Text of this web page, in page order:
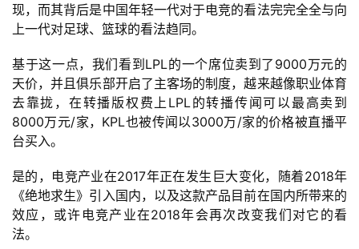
现，而其背后是中国年轻一代对于电竞的看法完完全全与向
上一代对足球、篮球的看法趋同。
基于这一点，我们看到LPL的一个席位卖到了9000万元的
天价，并且俱乐部开启了主客场的制度，越来越像职业体育
去靠拢，在转播版权费上LPL的转播传闻可以最高卖到
8000万元/家，KPL也被传闻以3000万/家的价格被直播平
台买入。
是的，电竞产业在2017年正在发生巨大变化，随着2018年
《绝地求生》引入国内，以及这款产品目前在国内所带来的
效应，或许电竞产业在2018年会再次改变我们对它的看
法。